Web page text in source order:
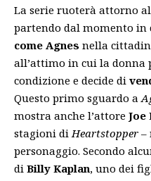
La serie ruoterà attorno
partendo dal momento in
come Agnes nella
all’attimo in cui la donna
condizione e decide di
Questo primo sguardo a
mostra anche l’attore Joe
stagioni di Heartstopper –
personaggio. Secondo
di Billy Kaplan, uno dei